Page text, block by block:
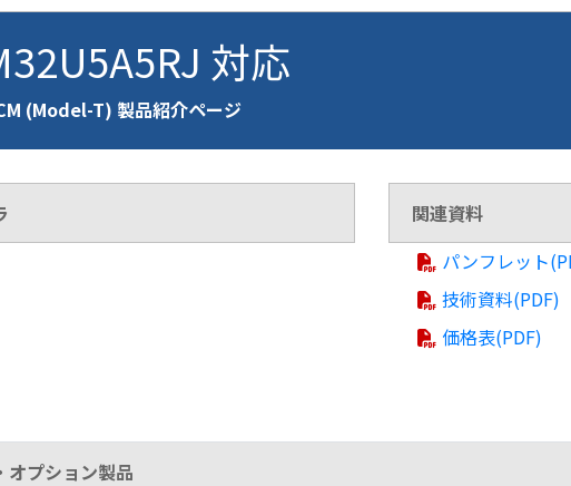
対応
(Model-T) 製品紹介ページ
関連資料
パンフレット
技術資料(PDF)
価格表(PDF)
オプション製品